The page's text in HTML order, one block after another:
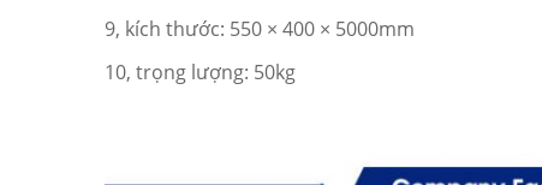
9, kích thước: 550 × 400 × 5000mm
10, trọng lượng: 50kg